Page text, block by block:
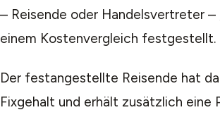
– Reisende oder Handelsvertreter
einem Kostenvergleich festgestellt.
Der festangestellte Reisende hat
Fixgehalt und erhält zusätzlich eine